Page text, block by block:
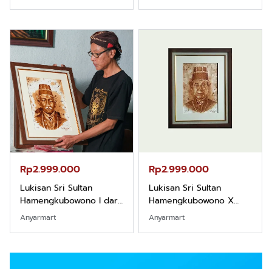
Rp2.999.000
Lukisan Sri Sultan
Hamengkubowono I dari
Kopi Karya Rudi Winarso
Anyarmart
Rp2.999.000
Lukisan Sri Sultan
Hamengkubowono X
dari Kopi Karya Rudi
Winarso
Anyarmart